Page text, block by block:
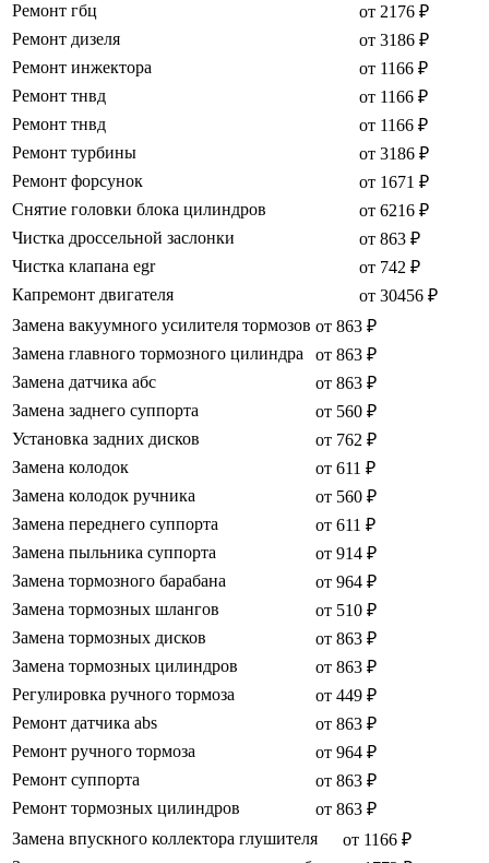
Ремонт гбц
от 2176 ₽
Ремонт дизеля
от 3186 ₽
Ремонт инжектора
от 1166 ₽
Ремонт тнвд
от 1166 ₽
Ремонт тнвд
от 1166 ₽
Ремонт турбины
от 3186 ₽
Ремонт форсунок
от 1671 ₽
Снятие головки блока цилиндров
от 6216 ₽
Чистка дроссельной заслонки
от 863 ₽
Чистка клапана egr
от 742 ₽
Капремонт двигателя
от 30456 ₽
Замена вакуумного усилителя тормозов от 863 ₽
Замена главного тормозного цилиндра
от 863 ₽
Замена датчика абс
от 863 ₽
Замена заднего суппорта
от 560 ₽
Установка задних дисков
от 762 ₽
Замена колодок
от 611 ₽
Замена колодок ручника
от 560 ₽
Замена переднего суппорта
от 611 ₽
Замена пыльника суппорта
от 914 ₽
Замена тормозного барабана
от 964 ₽
Замена тормозных шлангов
от 510 ₽
Замена тормозных дисков
от 863 ₽
Замена тормозных цилиндров
от 863 ₽
Регулировка ручного тормоза
от 449 ₽
Ремонт датчика abs
от 863 ₽
Ремонт ручного тормоза
от 964 ₽
Ремонт суппорта
от 863 ₽
Ремонт тормозных цилиндров
от 863 ₽
Замена впускного коллектора глушителя
от 1166 ₽